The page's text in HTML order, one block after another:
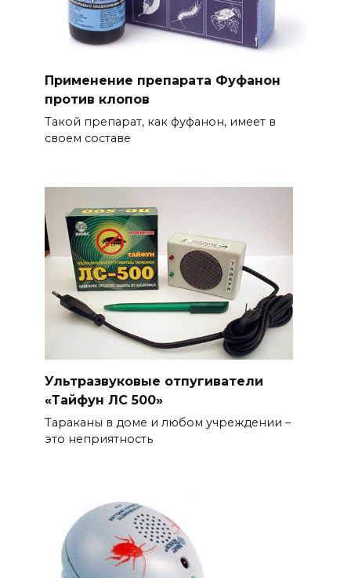
Применение препарата Фуфанон
против клопов
Такой препарат, как фуфанон, имеет в
своем составе
Ультразвуковые отпугиватели
«Тайфун ЛС 500»
Тараканы в доме и любом учреждении –
это неприятность